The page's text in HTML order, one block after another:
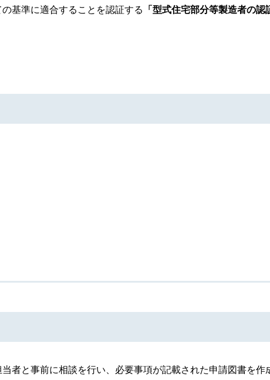
基準に適合することを認証する 「型式住宅部分等製造者の認
者と事前に相談を行い、必要事項が記載された申請図書を作